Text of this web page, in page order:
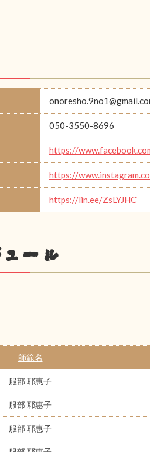
050-3550-8696
https://
https://
https://lin.ee/ZsLYJHC
ール
師範名
服部 耶惠子
服部 耶惠子
服部 耶惠子